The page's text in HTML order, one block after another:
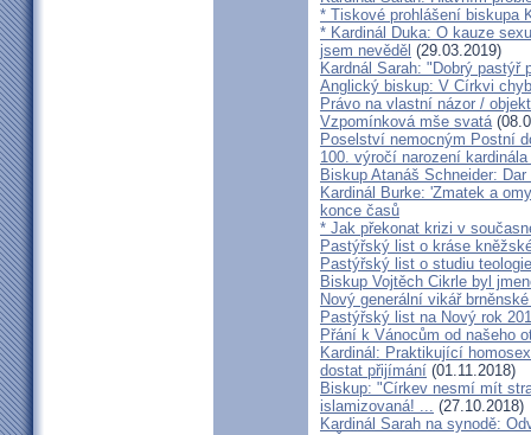
* Tiskové prohlášení biskupa
* Kardinál Duka: O kauze
jsem nevěděl (29.03.2019)
Kardnál Sarah: "Dobrý
Anglický biskup: V Církvi
Právo na vlastní názor /
Vzpomínková mše svatá
Poselství nemocným Postní
100. výročí narození
Biskup Atanáš Schneider:
Kardinál Burke: 'Zmatek a
konce časů
* Jak překonat krizi v
Pastýřský list o kráse
Pastýřský list o studiu teologie
Biskup Vojtěch Cikrle byl
Nový generální vikář
Pastýřský list na Nový rok
Přání k Vánocům od našeho
Kardinál: Praktikující
dostat přijímání (01.11.2018)
Biskup: "Církev nesmí mít
islamizovaná! ... (27.10.2018)
Kardinál Sarah na synodě: